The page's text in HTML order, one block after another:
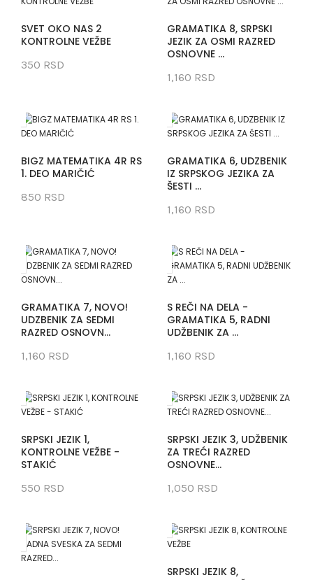
SVET OKO NAS 2
KONTROLNE VEŽBE
350 RSD
GRAMATIKA 8, SRPSKI
JEZIK ZA OSMI RAZRED
OSNOVNE ...
1,160 RSD
BIGZ MATEMATIKA 4R RS
1. DEO MARIČIĆ
850 RSD
GRAMATIKA 6, UDZBENIK
IZ SRPSKOG JEZIKA ZA
ŠESTI ...
1,160 RSD
GRAMATIKA 7, NOVO!
UDZBENIK ZA SEDMI
RAZRED OSNOVN...
1,160 RSD
S REČI NA DELA -
GRAMATIKA 5, RADNI
UDŽBENIK ZA ...
1,160 RSD
SRPSKI JEZIK 1,
KONTROLNE VEŽBE -
STAKIĆ
550 RSD
SRPSKI JEZIK 3, UDŽBENIK
ZA TREĆI RAZRED
OSNOVNE...
1,050 RSD
SRPSKI JEZIK 8,